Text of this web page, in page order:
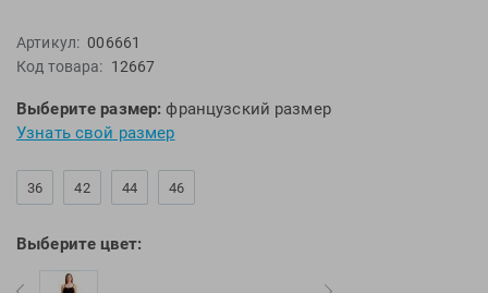
Maru
Master-Ski
McNett
Medaller
MGB
Rip Curl
Артикул: 006661
Код товара: 12667
Выберите размер: французский размер
Узнать свой размер
36 42 44 46
Выберите цвет: